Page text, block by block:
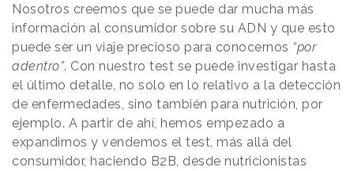
Nosotros creemos que se puede dar mucha más
información al consumidor sobre su ADN y que esto
puede ser un viaje precioso para conocernos “por
adentro”. Con nuestro test se puede investigar hasta
el último detalle, no solo en lo relativo a la detección
de enfermedades, sino también para nutrición, por
ejemplo. A partir de ahí, hemos empezado a
expandirnos y vendemos el test, más allá del
consumidor, haciendo B2B, desde nutricionistas